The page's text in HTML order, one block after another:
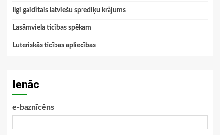
Ilgi gaidītais latviešu sprediķu krājums
Lasāmviela ticības spēkam
Luteriskās ticības apliecības
Ienāc
e-baznīcēns